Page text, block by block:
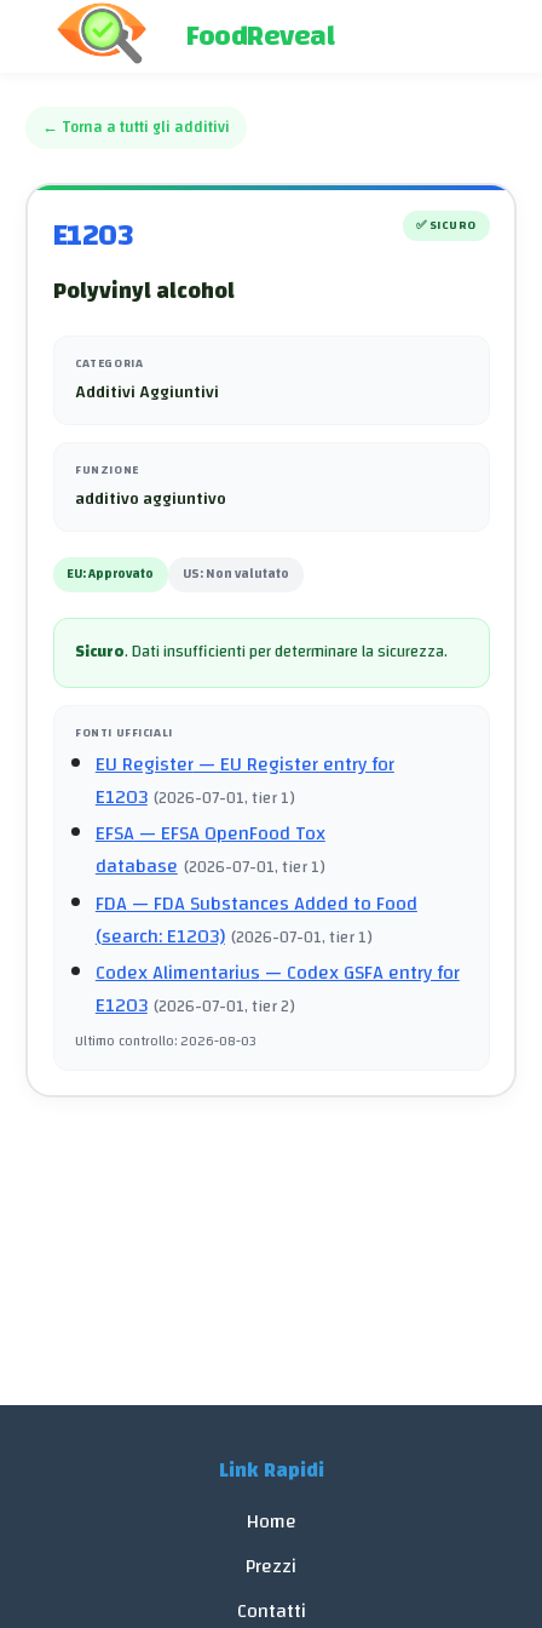
FoodReveal
← Torna a tutti gli additivi
E1203 ✅SICURO
Polyvinyl alcohol
CATEGORIA
Additivi Aggiuntivi
FUNZIONE
additivo aggiuntivo
EU:Approvato US:Non valutato
Sicuro.Dati insufficienti per determinare la sicurezza.
FONTI UFFICIALI
EU Register— EU Register entry for
E1203 (2026-07-01, tier 1)
EFSA— EFSA OpenFood Tox
database (2026-07-01, tier 1)
FDA— FDA Substances Added to Food
(search: E1203) (2026-07-01, tier 1)
Codex Alimentarius— Codex GSFA entry for
E1203 (2026-07-01, tier 2)
Ultimo controllo:2026-08-03
Link Rapidi
Home
Prezzi
Contatti